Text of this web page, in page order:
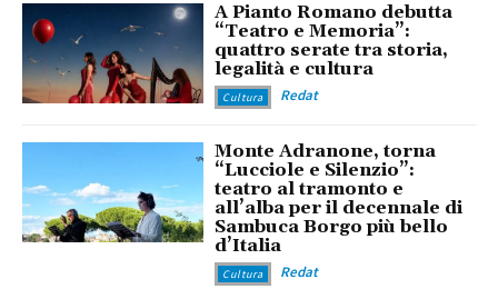
A Pianto Romano debutta
“Teatro e Memoria”:
quattro serate tra storia,
legalità e cultura
Cultura Redat
Monte Adranone, torna
“Lucciole e Silenzio”:
teatro al tramonto e
all’alba per il decennale di
Sambuca Borgo più bello
d’Italia
Cultura Redat